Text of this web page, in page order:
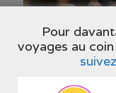
Pour
voyages au